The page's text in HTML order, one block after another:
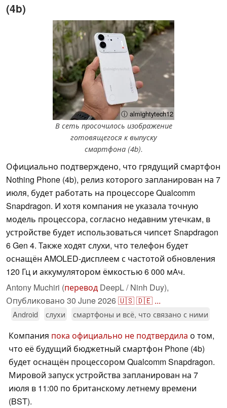
(4b)
ⓘ almightytech12
В сеть просочилось изображение
готовящегося к выпуску
смартфона (4b).
Официально подтверждено, что грядущий смартфон
Nothing Phone (4b), релиз которого запланирован на 7
июля, будет работать на процессоре Qualcomm
Snapdragon. И хотя компания не указала точную
модель процессора, согласно недавним утечкам, в
устройстве будет использоваться чипсет Snapdragon
6 Gen 4. Также ходят слухи, что телефон будет
оснащён AMOLED-дисплеем с частотой обновления
120 Гц и аккумулятором ёмкостью 6 000 мАч.
Antony Muchiri (перевод DeepL / Ninh Duy),
Опубликовано 30 June 2026🇺🇸🇩🇪 ...
Android слухи смартфоны и всё, что связано с ними
Компания пока официально не подтвердила о том,
что её будущий бюджетный смартфон Phone (4b)
будет оснащён процессором Qualcomm Snapdragon.
Мировой запуск устройства запланирован на 7
июля в 11:00 по британскому летнему времени
(BST).